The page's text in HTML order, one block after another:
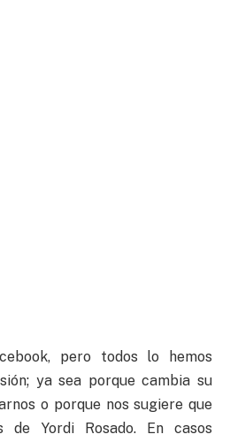
pero todos lo hemos
ya sea porque cambia su
o porque nos sugiere que
de Yordi Rosado. En casos